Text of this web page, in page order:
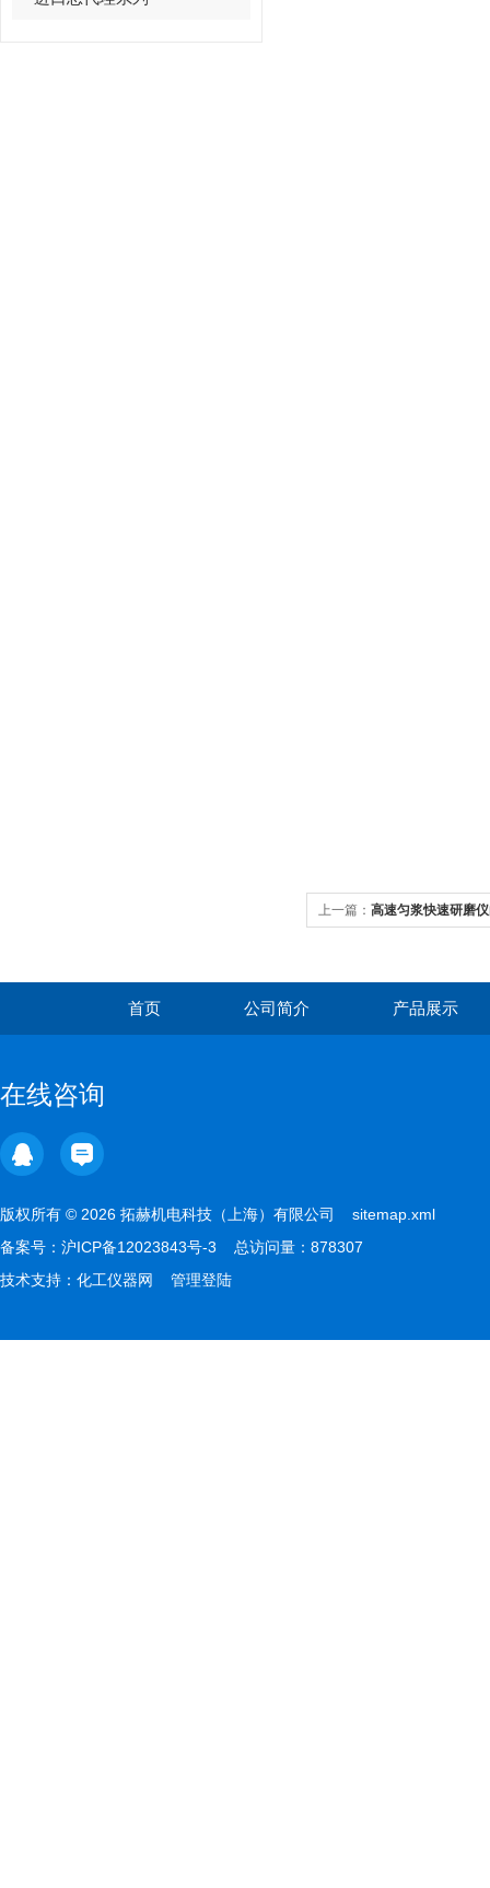
上一篇： 高速匀浆快速研磨
首页 公司简介 产品展示
在线咨询
版权所有 © 2026 拓赫机电科技（上海）有限公司 sitemap.xml
备案号： 沪ICP备12023843号-3 总访问量：878307
技术支持： 化工仪器网 管理登陆